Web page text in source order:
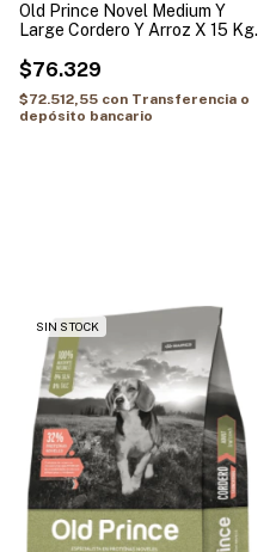
Old Prince Novel Medium Y
Large Cordero Y Arroz X 15 Kg.
$76.329
$72.512,55 con Transferencia o
depósito bancario
SIN STOCK